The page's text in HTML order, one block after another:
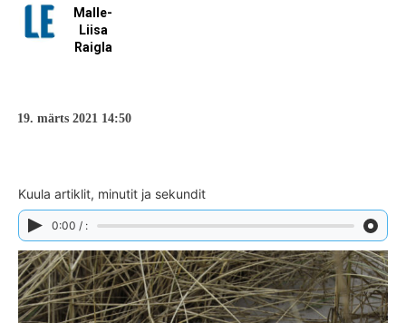
Malle-
Liisa
Raigla
19. märts 2021 14:50
Kuula artiklit, minutit ja sekundit
0:00 / :